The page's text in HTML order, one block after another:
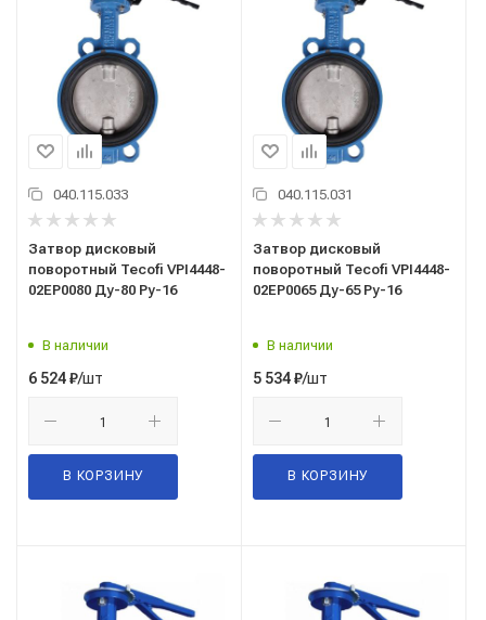
040.115.033
Затвор дисковый
поворотный Tecofi VPI4448-
02EP0080 Ду-80 Ру-16
В наличии
6 524₽/шт
В КОРЗИНУ
040.115.031
Затвор дисковый
поворотный Tecofi VPI4448-
02EP0065 Ду-65 Ру-16
В наличии
5 534₽/шт
В КОРЗИНУ